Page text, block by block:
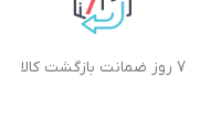
7 روز ضمانت بازگشت کالا